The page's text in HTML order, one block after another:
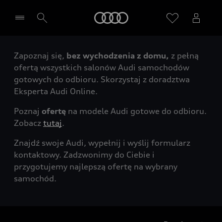
Wybierz Twojego Partnera Audi
Zapoznaj się, bez wychodzenia z domu, z pełną
ofertą wszystkich salonów Audi samochodów
gotowych do odbioru. Skorzystaj z doradztwa
Eksperta Audi Online.
Poznaj ofertę na modele Audi gotowe do odbioru.
Zobacz tutaj.
Znajdź swoje Audi, wypełnij i wyślij formularz
kontaktowy. Zadzwonimy do Ciebie i
przygotujemy najlepszą ofertę na wybrany
samochód.